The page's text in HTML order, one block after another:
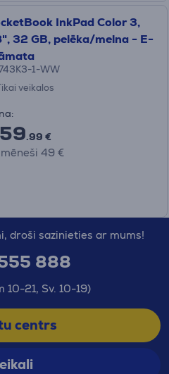
InkPad Color 3,
32 GB, pelēka/melna - E-
1-WW
veikalos
.99 €
49 €
droši sazinieties ar mums!
888
10-21, Sv. 10-19)
centrs